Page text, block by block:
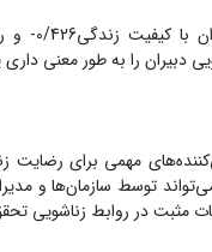
را به طور معنی داری
مهمی برای رضایت
توسط سازمان‌ها و
مثبت در روابط زناشویی